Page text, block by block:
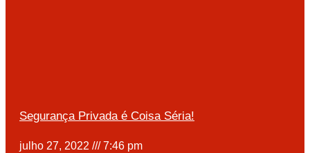
Segurança Privada é Coisa Séria!
julho 27, 2022 7:46 pm